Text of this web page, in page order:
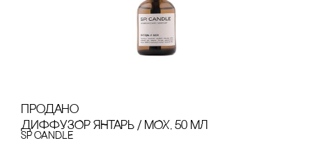
продано
ДИФФУЗОР ЯНТАРЬ / МОХ, 50 МЛ
SP CANDLE